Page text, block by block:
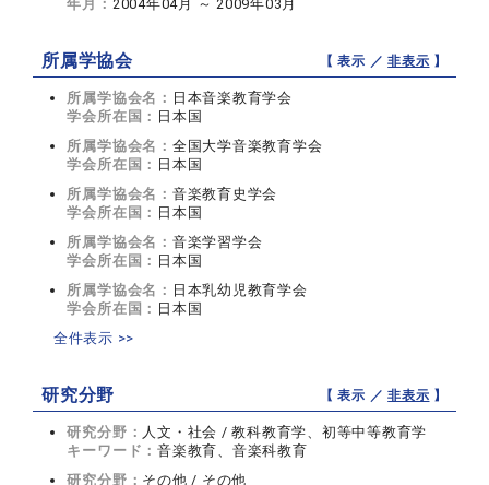
年月： 2004年04月 ～ 2009年03月
所属学協会 【 表示 ／非表示 】
所属学協会名： 日本音楽教育学会
学会所在国： 日本国
所属学協会名： 全国大学音楽教育学会
学会所在国： 日本国
所属学協会名： 音楽教育史学会
学会所在国： 日本国
所属学協会名： 音楽学習学会
学会所在国： 日本国
所属学協会名： 日本乳幼児教育学会
学会所在国： 日本国
全件表示 >>
研究分野 【 表示 ／非表示 】
研究分野： 人文・社会 / 教科教育学、初等中等教育学
キーワード：音楽教育、音楽科教育
研究分野： その他 / その他